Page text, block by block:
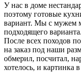
У нас в доме
поэтому готовые
вариант. Мы с мужем
подходящего варианта.
После всех походов
на заказ под наши
обмерил, посчитал,
хотелось, и картинка